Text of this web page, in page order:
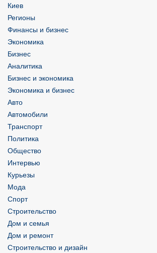
Киев
Регионы
Финансы и бизнес
Экономика
Бизнес
Аналитика
Бизнес и экономика
Экономика и бизнес
Авто
Автомобили
Транспорт
Политика
Общество
Интервью
Курьезы
Мода
Спорт
Строительство
Дом и семья
Дом и ремонт
Строительство и дизайн